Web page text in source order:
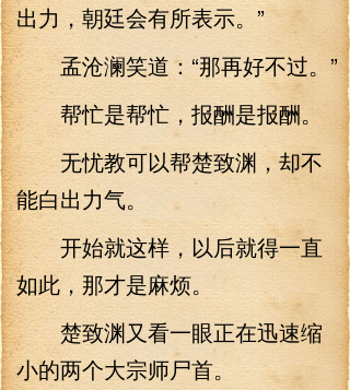
出力，朝廷会有所表示。”
孟沧澜笑道：“那再好不过。”
帮忙是帮忙，报酬是报酬。
无忧教可以帮楚致渊，却不
能白出力气。
开始就这样，以后就得一直
如此，那才是麻烦。
楚致渊又看一眼正在迅速缩
小的两个大宗师尸首。